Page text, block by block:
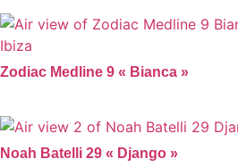
Zodiac Medline 9 « Bianca »
Noah Batelli 29 « Django »